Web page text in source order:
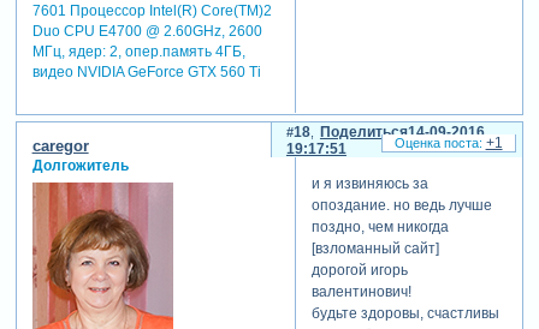
7601 Процессор Intel(R) Core(TM)2
Duo CPU E4700 @ 2.60GHz, 2600
МГц, ядер: 2, опер.память 4ГБ,
видео NVIDIA GeForce GTX 560 Ti
Поделиться
18
14-09-2016
19:17:51
caregor
Долгожитель
и я извиняюсь за
опоздание. но ведь лучше
поздно, чем никогда
[взломанный сайт]
дорогой игорь
валентинович!
будьте здоровы, счастливы
+1